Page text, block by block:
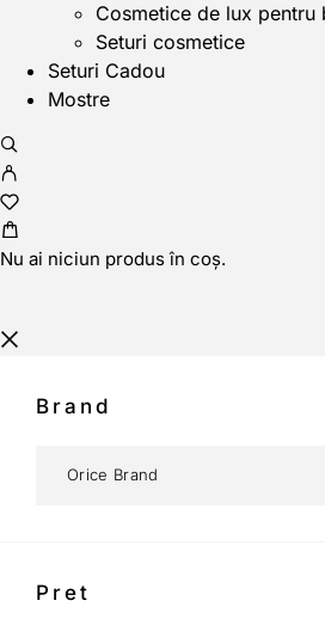
Cosmetice de lux pentru
Seturi cosmetice
Seturi Cadou
Mostre
Nu ai niciun produs în coș.
Brand
Pret